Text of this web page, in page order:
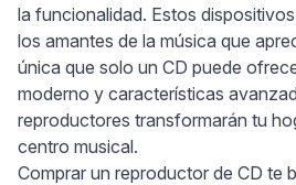
la funcionalidad. Estos
los amantes de la música que
única que solo un CD puede
moderno y características
reproductores transformarán tu
centro musical.
Comprar un reproductor de CD te